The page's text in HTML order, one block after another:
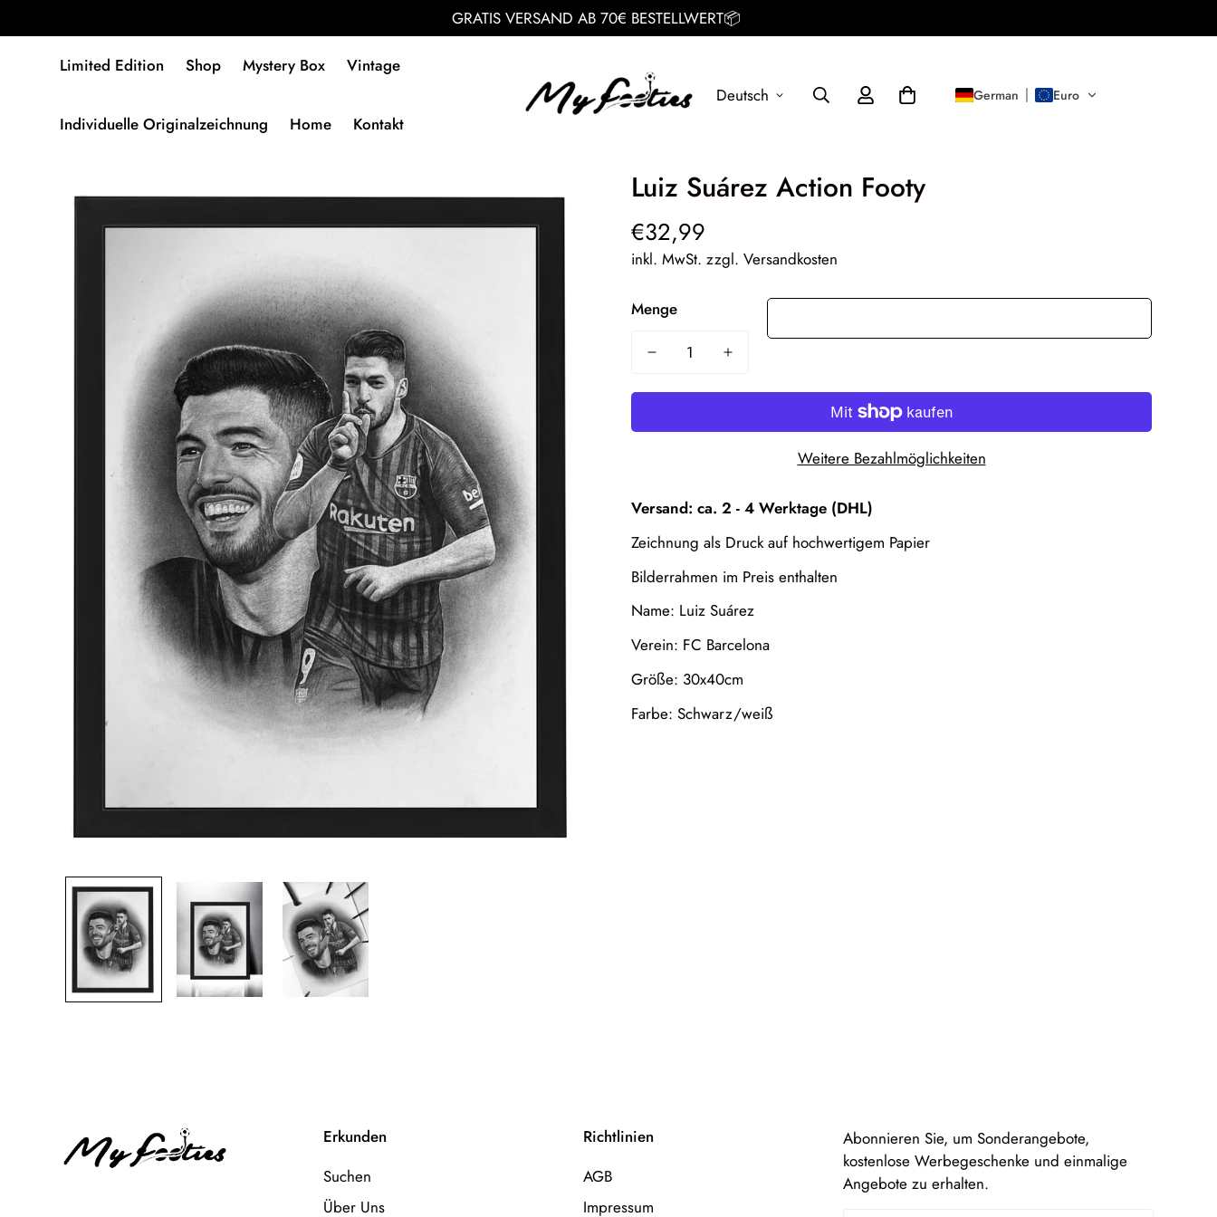
GRATIS VERSAND AB 70€ BESTELLWERT📦
Limited Edition Shop Mystery Box Vintage
Individuelle Originalzeichnung Home Kontakt
Deutsch German Euro
Luiz Suárez Action Footy
Regulärer
Preis
€32,99
inkl. MwSt. zzgl. Versandkosten
Menge
Weitere Bezahlmöglichkeiten
Versand: ca. 2 - 4 Werktage (DHL)
Zeichnung als Druck auf hochwertigem Papier
Bilderrahmen im Preis enthalten
Name: Luiz Suárez
Verein: FC Barcelona
Größe: 30x40cm
Farbe: Schwarz/weiß
Erkunden
Suchen
Über Uns
Richtlinien
AGB
Impressum
Abonnieren Sie, um Sonderangebote,
kostenlose Werbegeschenke und einmalige
Angebote zu erhalten.
Confirm your age